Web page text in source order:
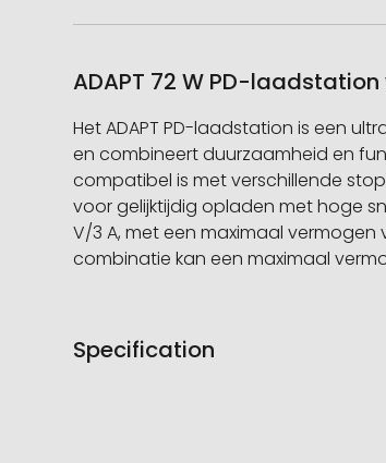
ADAPT 72 W PD-
Het ADAPT PD-laadstation is een
en combineert duurzaamheid en
compatibel is met verschillende
voor gelijktijdig opladen met hoge
V/3 A, met een maximaal vermogen
combinatie kan een maximaal
Specification